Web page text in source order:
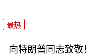
最热
向特朗普同志致敬